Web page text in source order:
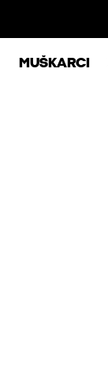
MUŠKARCI